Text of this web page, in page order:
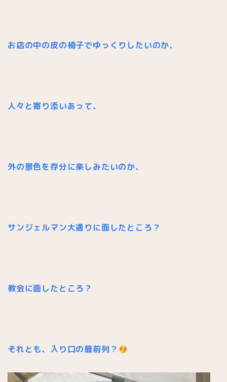
お店の中の皮の椅子でゆっくりしたいのか、
人々と寄り添いあって、
外の景色を存分に楽しみたいのか、
サンジェルマン大通りに面したところ？
教会に面したところ？
それとも、入り口の最前列？